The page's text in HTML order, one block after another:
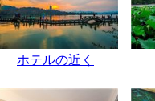
ホテルの近く